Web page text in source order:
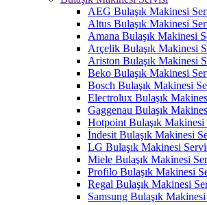
AEG Bulaşık Makinesi
Altus Bulaşık Makinesi
Amana Bulaşık Makinesi
Arçelik Bulaşık Makinesi
Ariston Bulaşık Makinesi
Beko Bulaşık Makinesi
Bosch Bulaşık Makinesi
Electrolux Bulaşık
Gaggenau Bulaşık
Hotpoint Bulaşık Makinesi
İndesit Bulaşık Makinesi
LG Bulaşık Makinesi
Miele Bulaşık Makinesi
Profilo Bulaşık Makinesi
Regal Bulaşık Makinesi
Samsung Bulaşık